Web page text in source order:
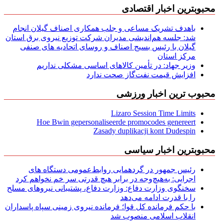
محبوبترین اخبار اقتصادی
باهدف تشریک مساعی و جلب همکاری اصناف گیلان انجام
شد: جلسه هم‌اندیشی مدیران شركت توزیع نیروی برق استان
گیلان با رئیس بسیج اصناف و روسای اتحادیه های صنفی
مركز استان
وزیر جهاد: در تأمین کالاهای اساسی مشکلی نداریم
افزایش قیمت نفت‌گاز صحت ندارد
محبوب ترین اخبار ورزشی
Lizaro Session Time Limits
Hoe Bwin gepersonaliseerde promocodes genereert
Zasady duplikacji kont Dudespin
محبوبترین اخبار سیاسی
رئیس جمهور در گردهمایی روابط‌عمومی دستگاه های
اجرایی: به‌هیچ‌وجه در برابر هیچ قدرتی سر خم نخواهم کرد
سخنگوی وزارت دفاع: وزارت دفاع، پشتیبانی نیرو‌های مسلح
را با قدرت ادامه می‌دهد
با حکم فرمانده کل قوا؛ فرمانده نیروی زمینی سپاه پاسداران
انقلاب اسلامی منصوب شد